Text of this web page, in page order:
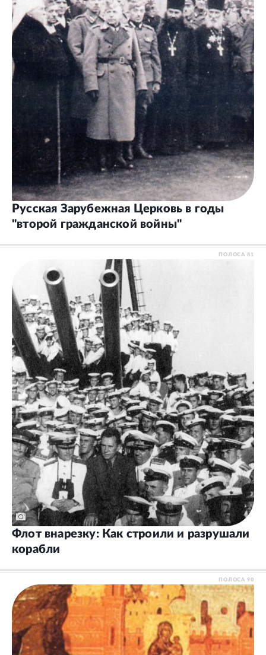
Русская Зарубежная Церковь в годы
"второй гражданской войны"
ПОЛОСА81
Флот внарезку: Как строили и разрушали
корабли
ПОЛОСА90